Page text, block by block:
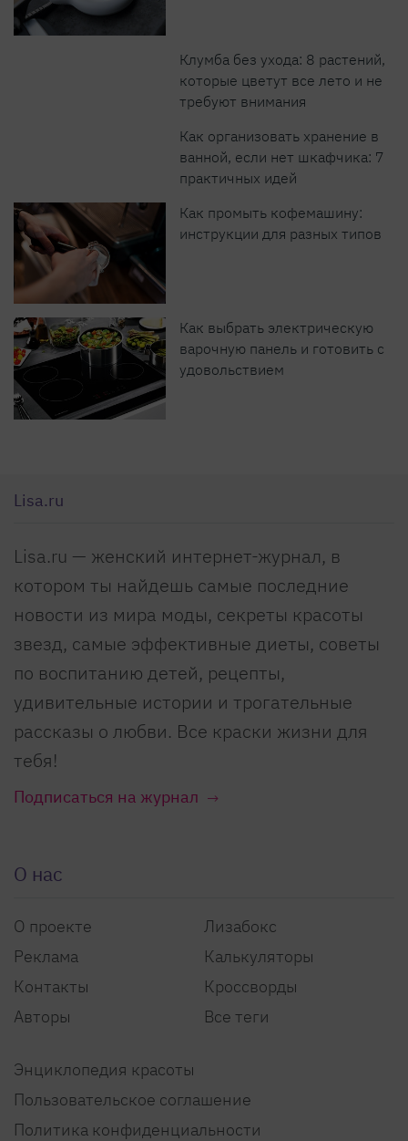
Клумба без ухода: 8 растений,
которые цветут все лето и не
требуют внимания
Как организовать хранение в
ванной, если нет шкафчика: 7
практичных идей
Как промыть кофемашину:
инструкции для разных типов
Как выбрать электрическую
варочную панель и готовить с
удовольствием
Lisa.ru
Lisa.ru — женский интернет-журнал, в
котором ты найдешь самые последние
новости из мира моды, секреты красоты
звезд, самые эффективные диеты, советы
по воспитанию детей, рецепты,
удивительные истории и трогательные
рассказы о любви. Все краски жизни для
тебя!
Подписаться на журнал
О нас
О проекте
Реклама
Контакты
Авторы
Лизабокс
Калькуляторы
Кроссворды
Все теги
Энциклопедия красоты
Пользовательское соглашение
Политика конфиденциальности